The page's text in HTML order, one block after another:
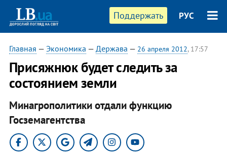
Поддержать РУС
Главная — Экономика — Держава — 26 апреля 2012, 17:57
Присяжнюк будет следить за
состоянием земли
Минагрополитики отдали функцию
Госземагентства